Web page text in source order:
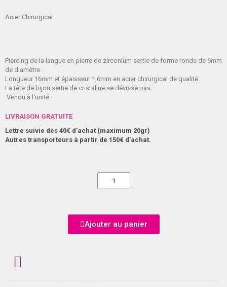
Acier Chirurgical
Piercing de la langue en pierre de zirconium sertie de forme ronde de 6mm
de diamètre.
Longueur 16mm et épaisseur 1,6mm en acier chirurgical de qualité.
La tête de bijou sertie de cristal ne se dévisse pas.
Vendu à l'unité.
LIVRAISON GRATUITE
Lettre suivie dès 40€ d'achat (maximum 20gr)
Autres transporteurs à partir de 150€ d'achat.
Ajouter au panier